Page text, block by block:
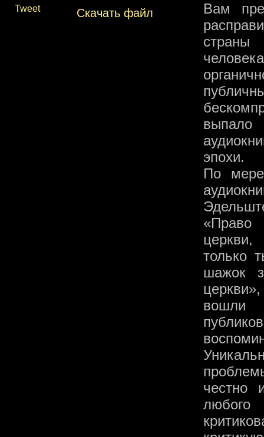
Tweet Скачать файл
Вам
страны
выпало
эпохи.
По
«Право
только
шажок
вошли
честно
любого